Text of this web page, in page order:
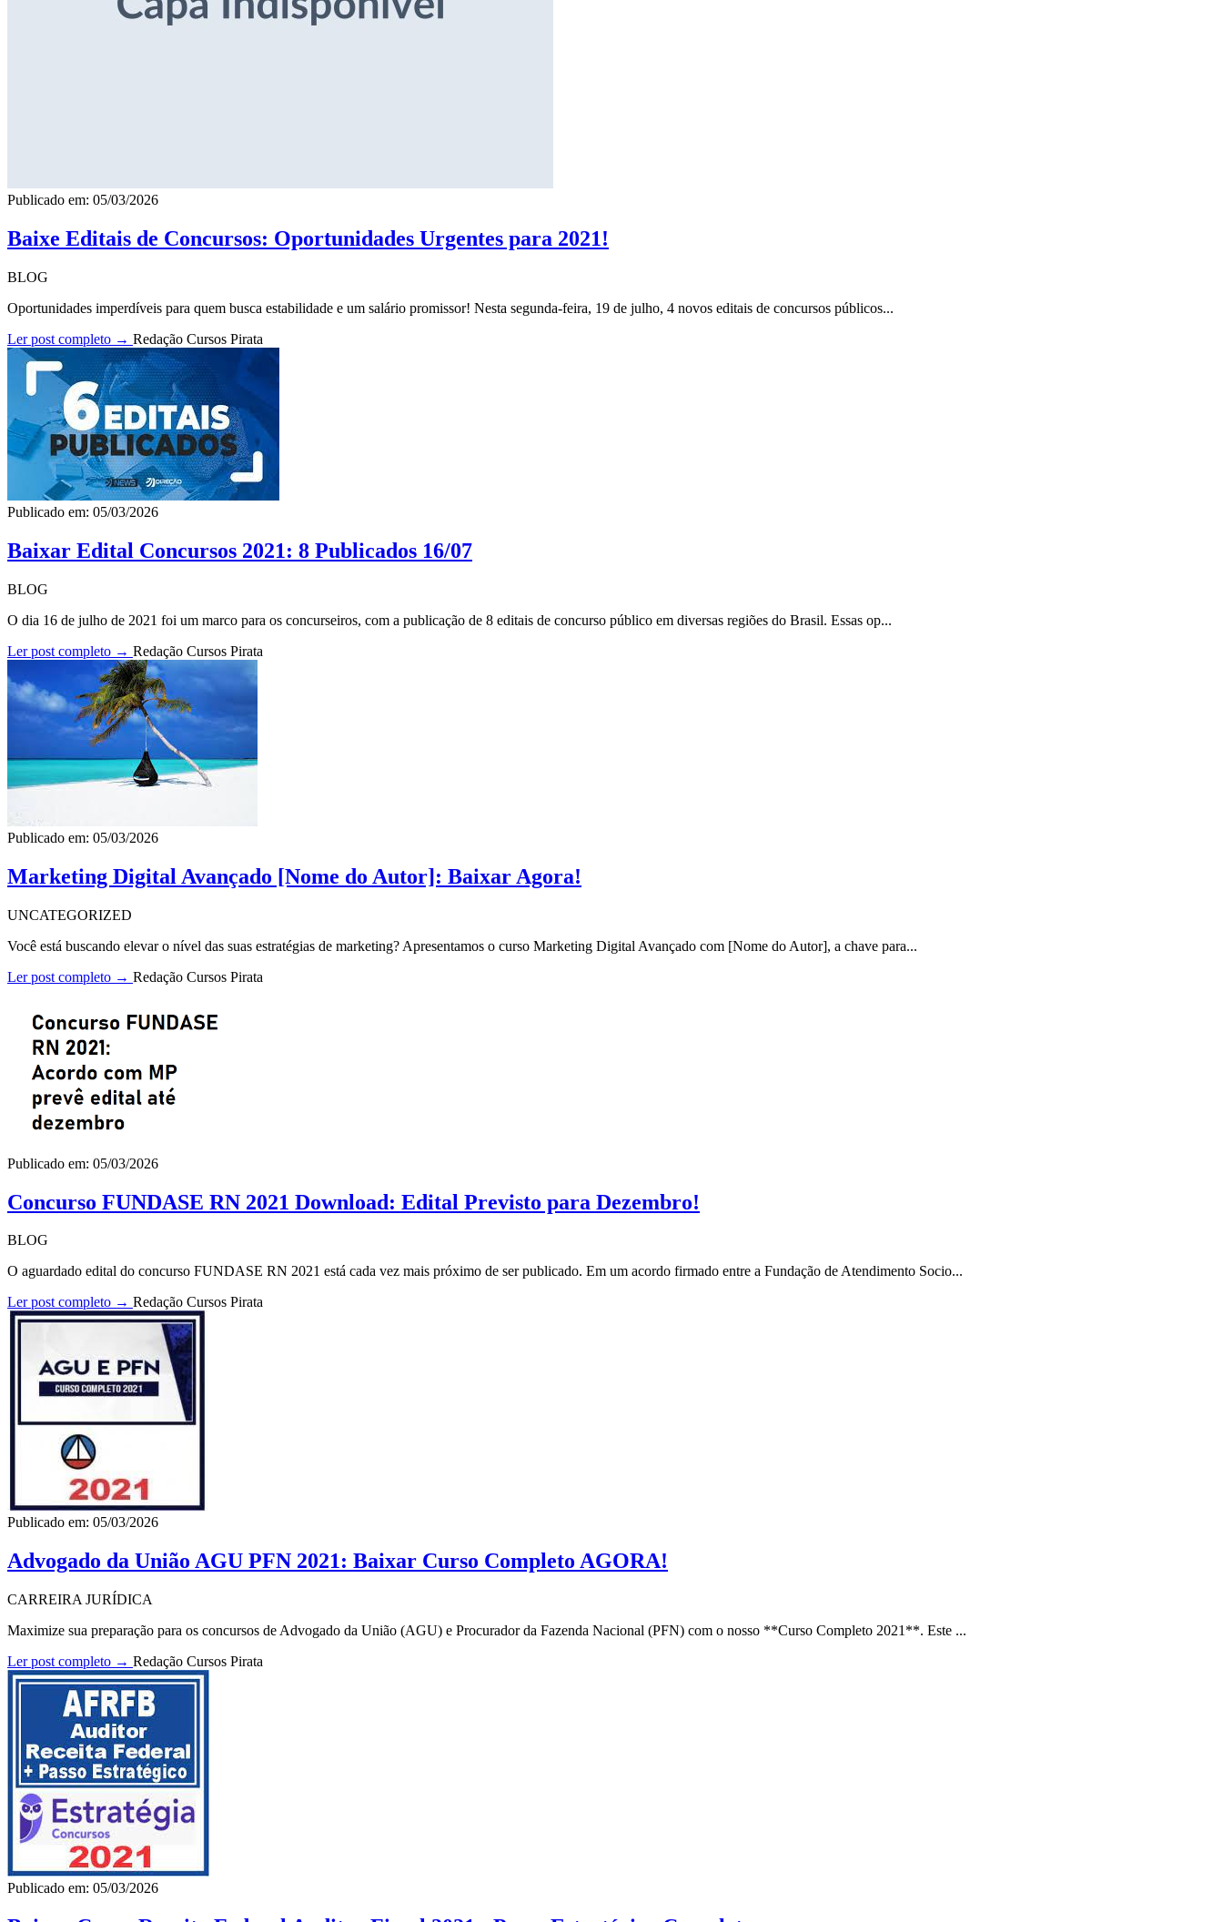
Publicado em: 05/03/2026
Baixe Editais de Concursos: Oportunidades Urgentes para 2021!
BLOG
Oportunidades imperdíveis para quem busca estabilidade e um salário promissor! Nesta segunda-feira, 19 de julho, 4 novos editais de concursos públicos...
Ler post completo → Redação Cursos Pirata
Publicado em: 05/03/2026
Baixar Edital Concursos 2021: 8 Publicados 16/07
BLOG
O dia 16 de julho de 2021 foi um marco para os concurseiros, com a publicação de 8 editais de concurso público em diversas regiões do Brasil. Essas op...
Ler post completo → Redação Cursos Pirata
Publicado em: 05/03/2026
Marketing Digital Avançado [Nome do Autor]: Baixar Agora!
UNCATEGORIZED
Você está buscando elevar o nível das suas estratégias de marketing? Apresentamos o curso Marketing Digital Avançado com [Nome do Autor], a chave para...
Ler post completo → Redação Cursos Pirata
Publicado em: 05/03/2026
Concurso FUNDASE RN 2021 Download: Edital Previsto para Dezembro!
BLOG
O aguardado edital do concurso FUNDASE RN 2021 está cada vez mais próximo de ser publicado. Em um acordo firmado entre a Fundação de Atendimento Socio...
Ler post completo → Redação Cursos Pirata
Publicado em: 05/03/2026
Advogado da União AGU PFN 2021: Baixar Curso Completo AGORA!
CARREIRA JURÍDICA
Maximize sua preparação para os concursos de Advogado da União (AGU) e Procurador da Fazenda Nacional (PFN) com o nosso **Curso Completo 2021**. Este ...
Ler post completo → Redação Cursos Pirata
Publicado em: 05/03/2026